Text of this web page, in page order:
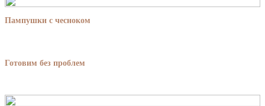
Пампушки с чесноком
Готовим без проблем